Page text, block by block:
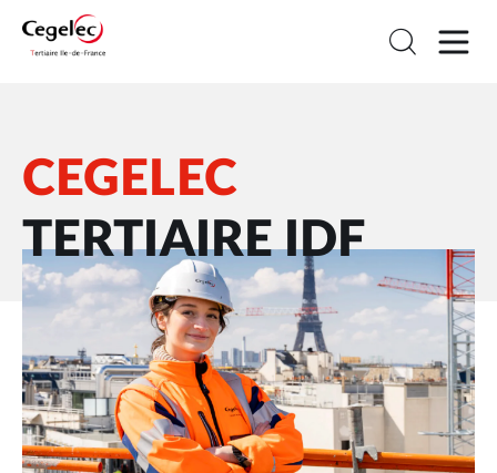
CEGELEC
TERTIAIRE IDF